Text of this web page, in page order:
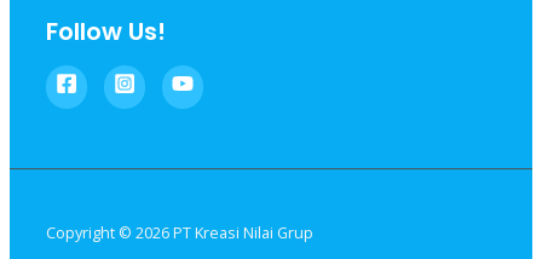
Follow Us!
Copyright © 2026 PT Kreasi Nilai Grup